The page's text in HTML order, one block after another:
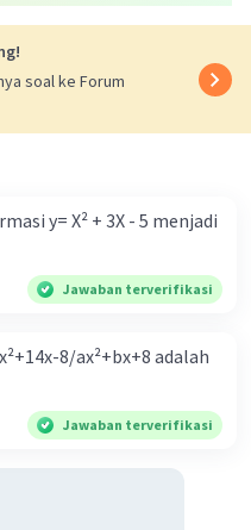
soal ke Forum
y= X² + 3X - 5 menjadi
Jawaban terverifikasi
8/ax²+bx+8 adalah
Jawaban terverifikasi